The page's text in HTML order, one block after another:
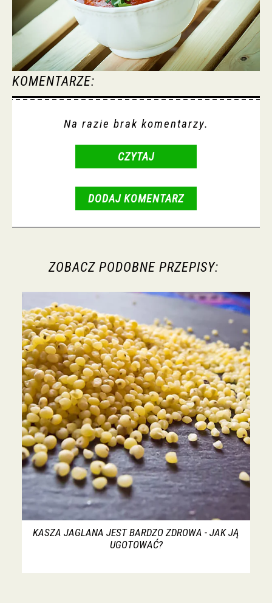
KOMENTARZE:
Na razie brak komentarzy.
CZYTAJ
DODAJ KOMENTARZ
ZOBACZ PODOBNE PRZEPISY:
KASZA JAGLANA JEST BARDZO ZDROWA - JAK JĄ
UGOTOWAĆ?